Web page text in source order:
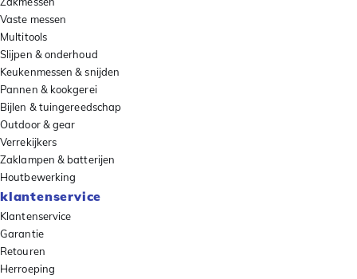
Vaste messen
Multitools
Slijpen & onderhoud
Keukenmessen & snijden
Pannen & kookgerei
Bijlen & tuingereedschap
Outdoor & gear
Verrekijkers
Zaklampen & batterijen
Houtbewerking
klantenservice
Klantenservice
Garantie
Retouren
Herroeping